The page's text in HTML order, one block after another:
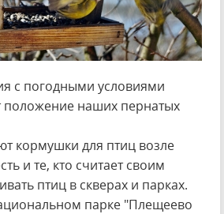
с погодными условиями
положение наших пернатых
кормушки для птиц возле
и те, кто считает своим
птиц в скверах и парках.
парке "Плещеево